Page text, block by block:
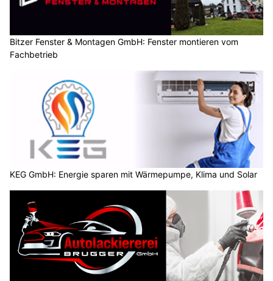
Bitzer Fenster & Montagen GmbH: Fenster montieren vom
Fachbetrieb
KEG GmbH: Energie sparen mit Wärmepumpe, Klima und Solar